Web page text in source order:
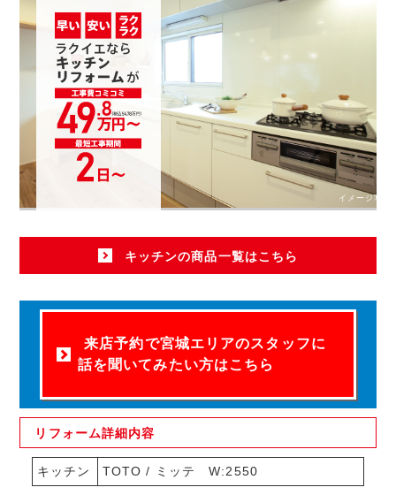
イメージ写真
キッチンの商品一覧はこちら
来店予約で宮城エリアのスタッフに
話を聞いてみたい方はこちら
リフォーム詳細内容
キッチン TOTO / ミッテ W:2550